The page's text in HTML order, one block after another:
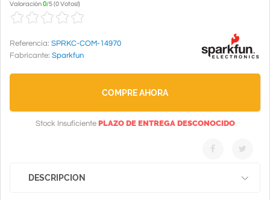
Valoración0/5(0 Votos!)
Referencia: SPRKC-COM-14970
Fabricante: Sparkfun
COMPRE AHORA
Stock Insuficiente PLAZO DE ENTREGA DESCONOCIDO
DESCRIPCION